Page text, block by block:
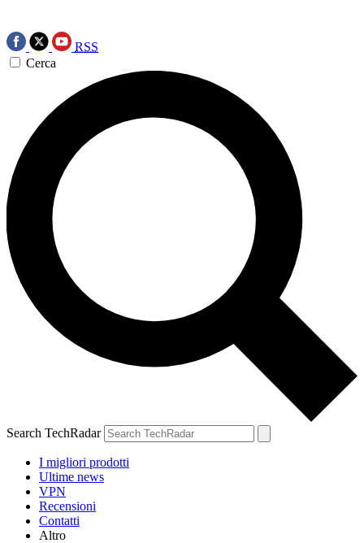
RSS
Cerca
Search TechRadar
I migliori prodotti
Ultime news
VPN
Recensioni
Contatti
Altro